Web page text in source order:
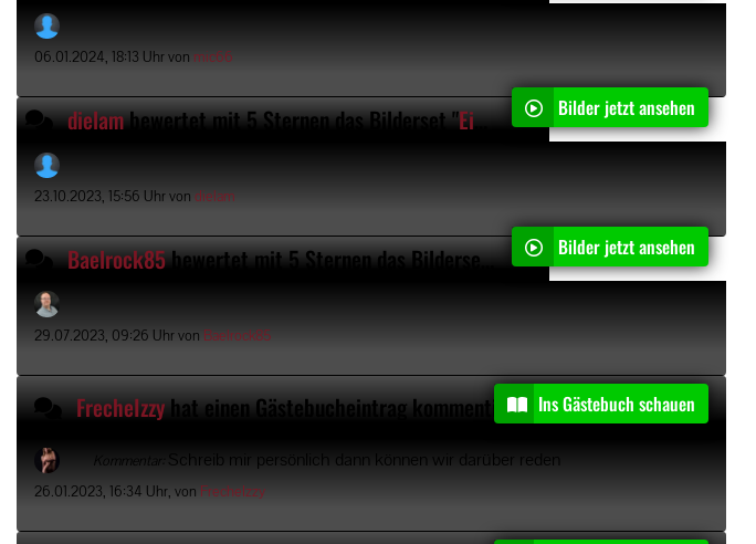
06.01.2024, 18:13 Uhr von mic66
dielambewertet mit 5 Sternendas Bilderset "Ein privater Einblick "
Bilder jetzt ansehen
23.10.2023, 15:56 Uhr von dielam
Baelrock85bewertet mit 5 Sternendas Bilderset " Ein privater Einblick"
Bilder jetzt ansehen
29.07.2023, 09:26 Uhr von Baelrock85
FrecheIzzyhat einen Gästebucheintrag kommentiert Ins Gästebuch schauen
Kommentar: Schreib mir persönlich dann können wir darüber reden
26.01.2023, 16:34 Uhr, von FrecheIzzy